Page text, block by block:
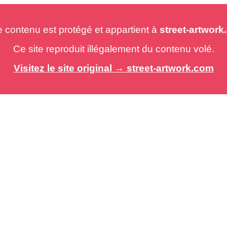
est protégé et appartient à street-
Ce site reproduit illégalement du contenu volé.
Visitez le site original → street-artwork.com